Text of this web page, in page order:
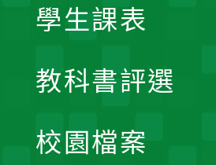
學生課表
教科書評選
校園檔案